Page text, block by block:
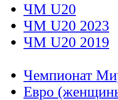
ЧМ U20
ЧМ U20 2023
ЧМ U20 2019
Чемпионат
Евро